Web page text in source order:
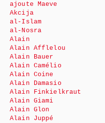
ajoute Maeve
Akcija
al-Islam
al-Nosra
Alain
Alain Afflelou
Alain Bauer
Alain Camélio
Alain Coine
Alain Damasio
Alain Finkielkraut
Alain Giami
Alain Glon
Alain Juppé